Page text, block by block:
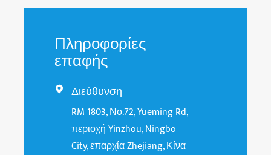
Πληροφορίες
επαφής
 Διεύθυνση
RM 1803, Νο.72, Yueming Rd,
περιοχή Yinzhou, Ningbo
City, επαρχία Zhejiang, Κίνα